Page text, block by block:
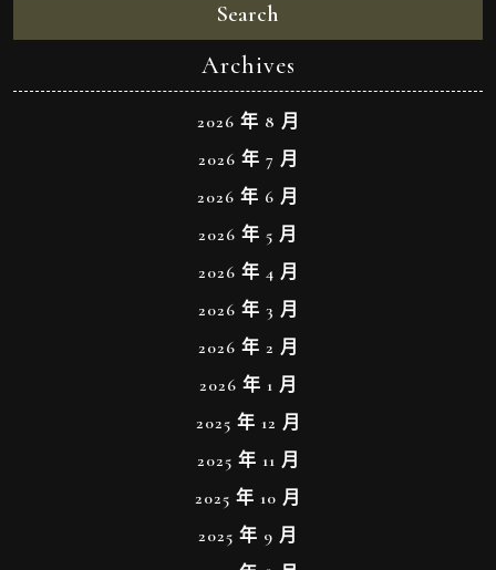
Search
Archives
2026 年 8 月
2026 年 7 月
2026 年 6 月
2026 年 5 月
2026 年 4 月
2026 年 3 月
2026 年 2 月
2026 年 1 月
2025 年 12 月
2025 年 11 月
2025 年 10 月
2025 年 9 月